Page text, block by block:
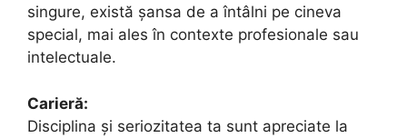
singure, există șansa de a întâlni pe cineva
special, mai ales în contexte profesionale sau
intelectuale.
Carieră:
Disciplina și seriozitatea ta sunt apreciate la